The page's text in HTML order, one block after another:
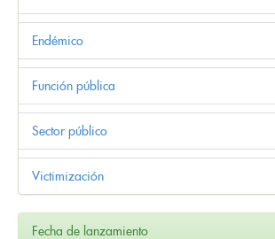
Endémico
Función pública
Sector público
Victimización
Fecha de lanzamiento